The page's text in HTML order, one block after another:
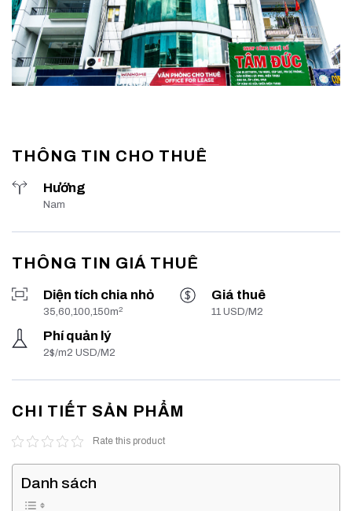
THÔNG TIN CHO THUÊ
Hướng
Nam
THÔNG TIN GIÁ THUÊ
Diện tích chia nhỏ
35,60,100,150m2
Giá thuê
11 USD/M2
Phí quản lý
2$/m2 USD/M2
CHI TIẾT SẢN PHẨM
Rate this product
Danh sách